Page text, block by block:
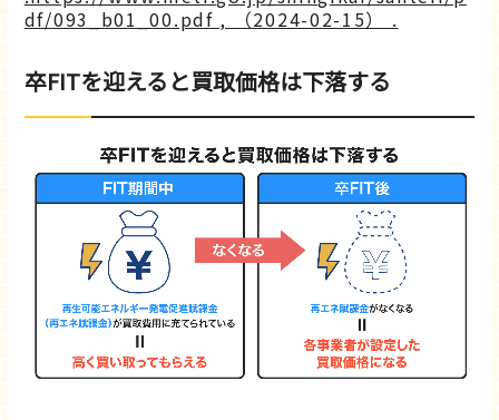
df/093_b01_00.pdf , （2024-02-15） .
卒FITを迎えると買取価格は下落する